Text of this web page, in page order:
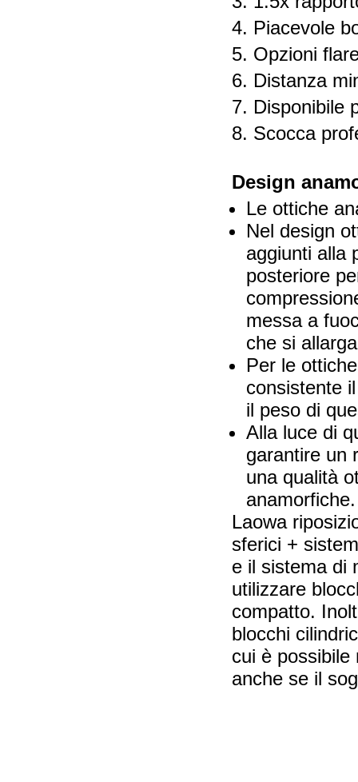
4. Piacevole
5. Opzioni
6. Distanza
7. Disponibile
8. Scocca
Design
Le ottiche
Nel design
aggiunti alla
posteriore
messa a
che si
Per le
consistente
il peso di
Alla luce di
garantire un
una qualità
anamorfiche.
Laowa
sferici +
e il sistema di
utilizzare
compatto.
blocchi
cui è possibile
anche se il